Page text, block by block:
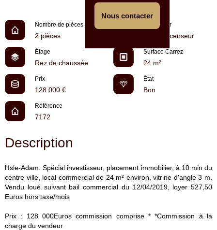
Nous contacter
Nombre de pièces
2 pièces
Ascenseur
Pas d'ascenseur
Étage
Rez de chaussée
Surface Carrez
24 m²
Prix
128 000 €
État
Bon
Référence
7172
Description
l'Isle-Adam: Spécial investisseur, placement immobilier, à 10 min du
centre ville, local commercial de 24 m² environ, vitrine d'angle 3 m.
Vendu loué suivant bail commercial du 12/04/2019, loyer 527,50
Euros hors taxe/mois
Prix : 128 000Euros commission comprise * *Commission à la
charge du vendeur